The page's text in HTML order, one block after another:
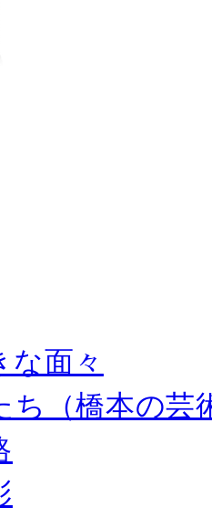
な面々
ち（橋本の芸